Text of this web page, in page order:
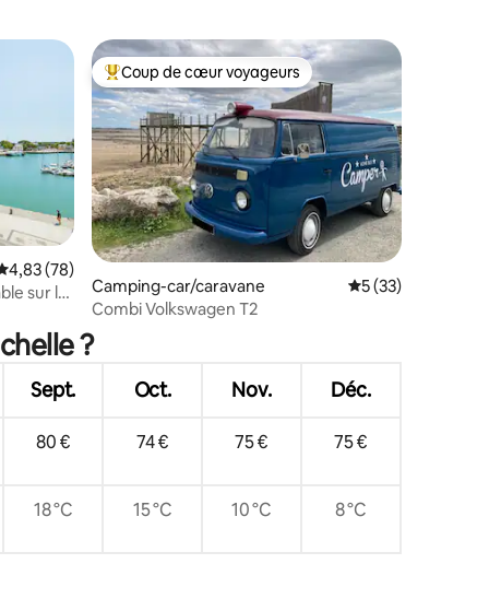
: 4,94 sur 5
moyenne sur la base de 78 commentaires : 4,83 sur 5
4,83 (78)
sur le
Coups de cœur voyageurs les plus appréciés
Coup de cœur voyageurs
Camping-car/caravane Évaluation
5 (33)
Combi Volkswagen T2
?
Sept. Oct. Nov. Déc.
80 € 74 € 75 € 75 €
18 °C 15 °C 10 °C 8 °C